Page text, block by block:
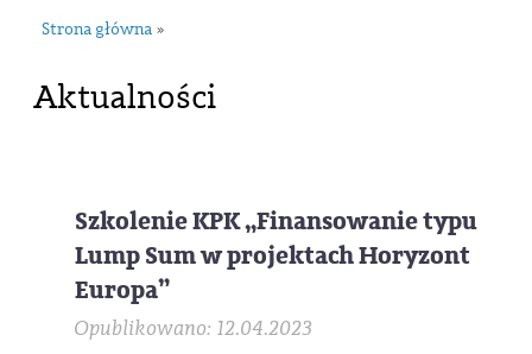
Strona główna »
Aktualności
Szkolenie KPK „Finansowanie typu
Lump Sum w projektach Horyzont
Europa”
Opublikowano: 12.04.2023